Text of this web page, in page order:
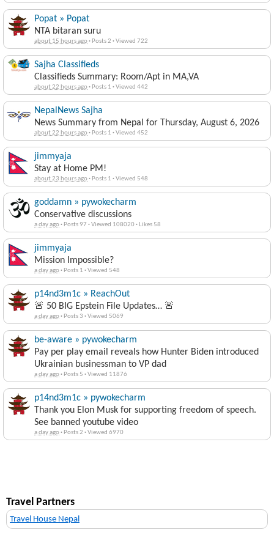
Popat » Popat
NTA bitaran suru
about 15 hours ago· Posts 2 ·Viewed 722
Sajha Classifieds
Classifieds Summary: Room/Apt in MA,VA
about 22 hours ago· Posts 1 ·Viewed 442
NepalNews Sajha
News Summary from Nepal for Thursday, August 6, 2026
about 22 hours ago· Posts 1 ·Viewed 452
jimmyaja
Stay at Home PM!
about 23 hours ago· Posts 1 ·Viewed 548
goddamn » pywokecharm
Conservative discussions
a day ago· Posts 97 ·Viewed 108020· Likes 58
jimmyaja
Mission Impossible?
a day ago· Posts 1 ·Viewed 548
p14nd3m1c » ReachOut
🚨 50 BIG Epstein File Updates… 🚨
a day ago· Posts 3 ·Viewed 5069
be-aware » pywokecharm
Pay per play email reveals how Hunter Biden introduced
Ukrainian businessman to VP dad
a day ago· Posts 5 ·Viewed 11876
p14nd3m1c » pywokecharm
Thank you Elon Musk for supporting freedom of speech.
See banned youtube video
a day ago· Posts 2 ·Viewed 6970
Travel Partners
Travel House Nepal